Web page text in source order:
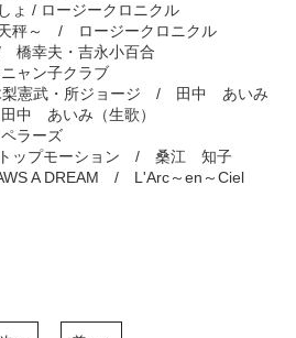
/ ロージークロニクル
～ / ロージークロニクル
幸夫・吉永小百合
ン子クラブ
憲武・所ジョージ / 田中 あいみ
あいみ（生歌）
ラーズ
トップモーション / 桑江 知子
A DREAM / L'Arc～en～Ciel